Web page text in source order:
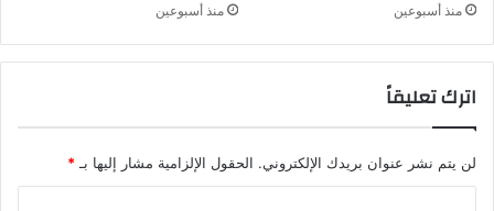
منذ أسبوعين منذ أسبوعين
اترك تعليقاً
لن يتم نشر عنوان بريدك الإلكتروني. الحقول الإلزامية مشار إليها بـ *